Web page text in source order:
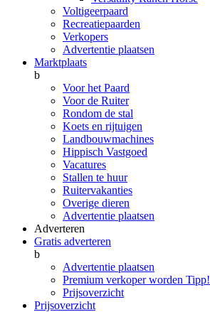
Voltigeerpaard
Recreatiepaarden
Verkopers
Advertentie plaatsen
Marktplaats
b
Voor het Paard
Voor de Ruiter
Rondom de stal
Koets en rijtuigen
Landbouwmachines
Hippisch Vastgoed
Vacatures
Stallen te huur
Ruitervakanties
Overige dieren
Advertentie plaatsen
Adverteren
Gratis adverteren
b
Advertentie plaatsen
Premium verkoper worden Tipp!
Prijsoverzicht
Prijsoverzicht